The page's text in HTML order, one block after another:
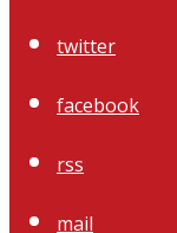
twitter
facebook
rss
mail